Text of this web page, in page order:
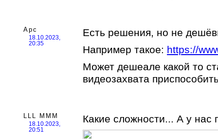
Арс
18.10.2023,
20:35
Есть решения, но не
Например такое: https://
Может дешеале какой то
видеозахвата
LLL MMM
18.10.2023,
20:51
Какие сложности... А у нас